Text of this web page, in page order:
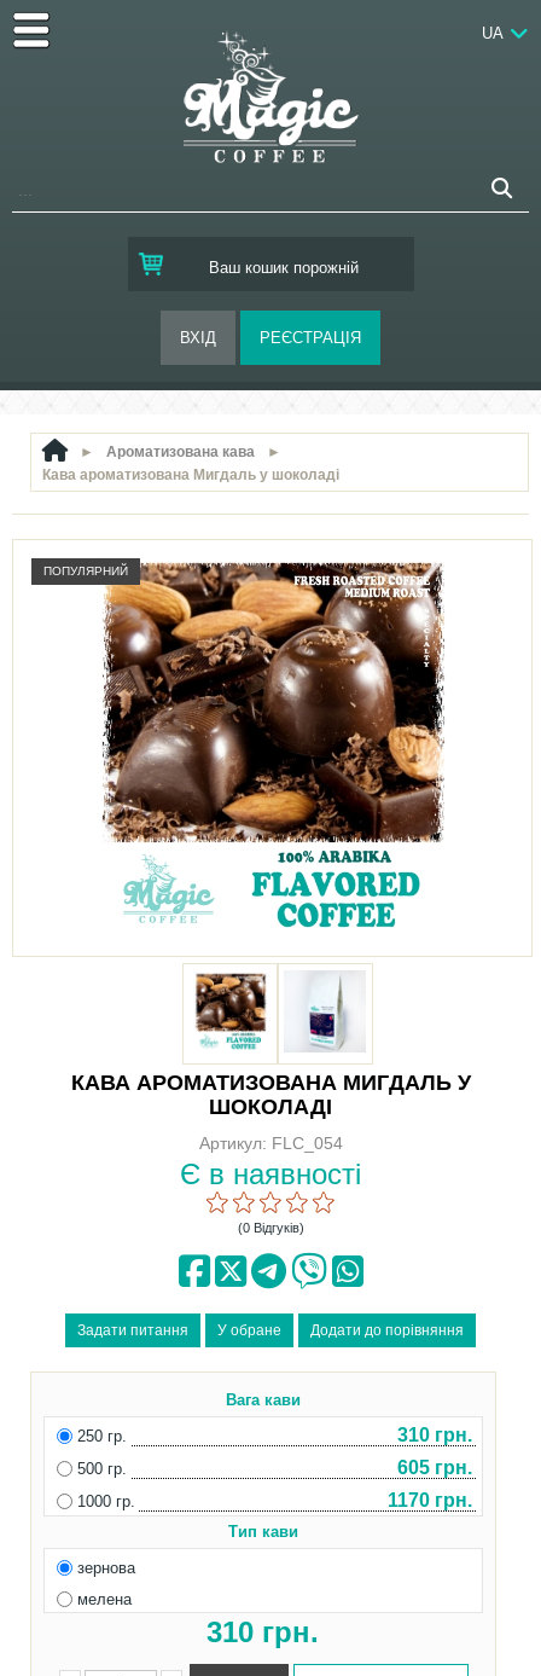
Ваш кошик порожній
UA
► Ароматизована кава
►
Кава ароматизована Мигдаль у шоколаді
ПОПУЛЯРНИЙ
КАВА АРОМАТИЗОВАНА МИГДАЛЬ У
ШОКОЛАДІ
Артикул: FLC_054
Є в наявності
(0 Відгуків)
Вага кави
250 гр.
310 грн.
500 гр. 605 грн.
1000 гр. 1170 грн.
Тип кави
зернова
мелена
310 грн.